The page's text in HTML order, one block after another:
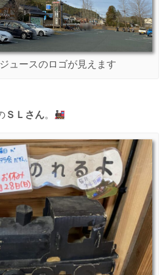
ュースのロゴが見えます
ＳＬさん。